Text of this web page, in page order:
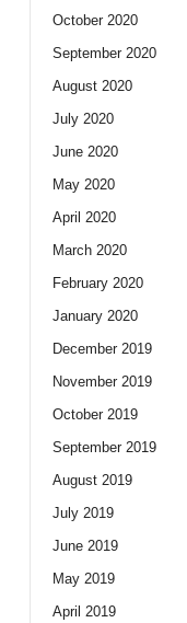
October 2020
September 2020
August 2020
July 2020
June 2020
May 2020
April 2020
March 2020
February 2020
January 2020
December 2019
November 2019
October 2019
September 2019
August 2019
July 2019
June 2019
May 2019
April 2019